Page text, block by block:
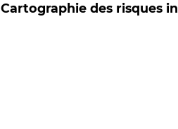
Cartographie des risques